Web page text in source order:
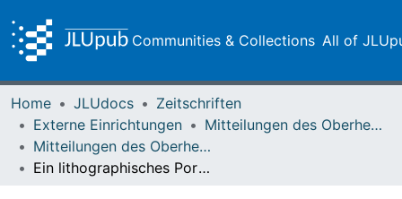
Communities & Collections All of
Home JLUdocs
Zeitschriften
Externe Einrichtungen
Mitteilungen des Oberhessischen Geschichtsvereins Gießen
Mitteilungen des Oberhessischen Geschichtsvereins Gießen Vol. 107 (2022)
Ein lithographisches Porträt des Universitätskanzlers Justin von Linde (1797–1870) im Universitätsarchiv Gießen und seine Datierung